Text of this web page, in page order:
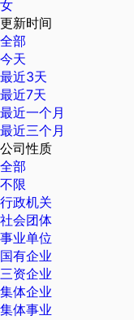
女
更新时间
全部
今天
最近3天
最近7天
最近一个月
最近三个月
公司性质
全部
不限
行政机关
社会团体
事业单位
国有企业
三资企业
集体企业
集体事业